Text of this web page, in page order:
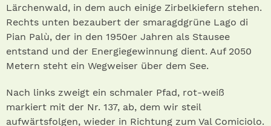
Lärchenwald, in dem auch einige Zirbelkiefern stehen.
Rechts unten bezaubert der smaragdgrüne Lago di
Pian Palù, der in den 1950er Jahren als Stausee
entstand und der Energiegewinnung dient. Auf 2050
Metern steht ein Wegweiser über dem See.
Nach links zweigt ein schmaler Pfad, rot-weiß
markiert mit der Nr. 137, ab, dem wir steil
aufwärtsfolgen, wieder in Richtung zum Val Comiciolo.